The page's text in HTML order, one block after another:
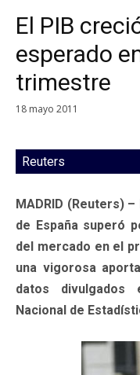
El PIB
esperado
trimestre
18 mayo 2011
Reuters
MADRID (Reuters)
de España superó
del mercado en el
una vigorosa
datos
Nacional de